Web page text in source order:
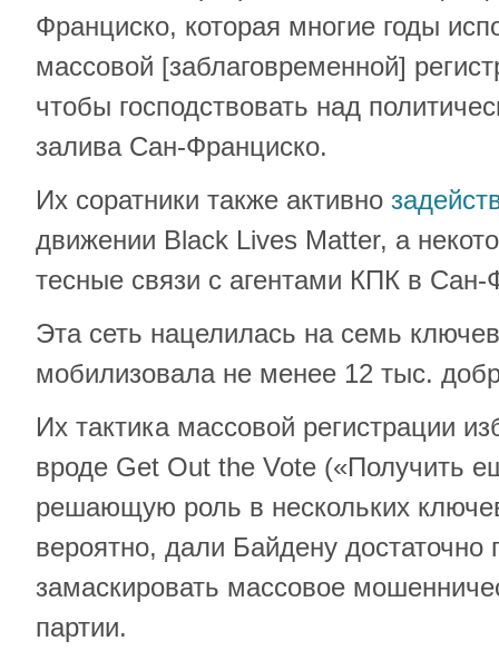
Франциско, которая многие годы
массовой [заблаговременной]
чтобы господствовать над
залива Сан-Франциско.
Их соратники также активно
движении Black Lives Matter, а
тесные связи с агентами КПК в Сан-
Эта сеть нацелилась на семь
мобилизовала не менее 12 тыс.
Их тактика массовой регистрации
вроде Get Out the Vote («Получить
решающую роль в нескольких
вероятно, дали Байдену
замаскировать массовое
партии.